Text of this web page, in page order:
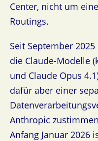
Center, nicht um
Routings.
Seit September
die Claude-Modelle
und Claude Opus
dafür aber einer
Anthropic
Anfang Januar 2026